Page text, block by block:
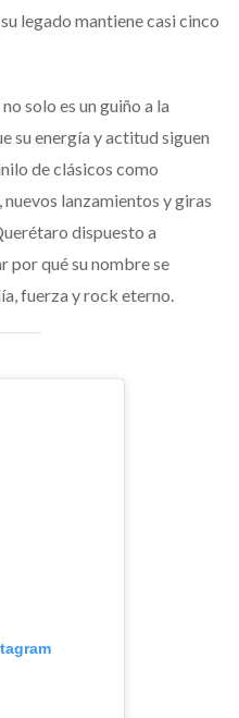
legado mantiene casi cinco
solo es un guiño a la
su energía y actitud siguen
de clásicos como
, nuevos lanzamientos y giras
dispuesto a
por qué su nombre se
fuerza y rock eterno.